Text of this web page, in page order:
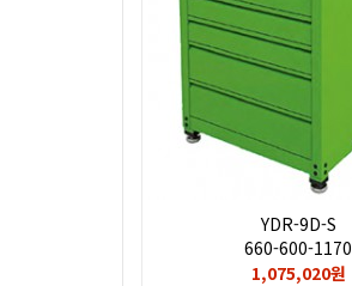
YDR-9D-S
660-600-1170
1,075,020원